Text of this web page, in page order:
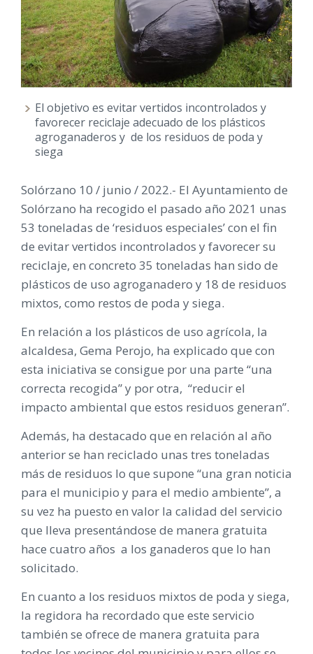
El objetivo es evitar vertidos incontrolados y
favorecer reciclaje adecuado de los plásticos
agroganaderos y de los residuos de poda y
siega
Solórzano 10 / junio / 2022.- El Ayuntamiento de
Solórzano ha recogido el pasado año 2021 unas
53 toneladas de ‘residuos especiales’ con el fin
de evitar vertidos incontrolados y favorecer su
reciclaje, en concreto 35 toneladas han sido de
plásticos de uso agroganadero y 18 de residuos
mixtos, como restos de poda y siega.
En relación a los plásticos de uso agrícola, la
alcaldesa, Gema Perojo, ha explicado que con
esta iniciativa se consigue por una parte “una
correcta recogida” y por otra, “reducir el
impacto ambiental que estos residuos generan”.
Además, ha destacado que en relación al año
anterior se han reciclado unas tres toneladas
más de residuos lo que supone “una gran noticia
para el municipio y para el medio ambiente”, a
su vez ha puesto en valor la calidad del servicio
que lleva presentándose de manera gratuita
hace cuatro años a los ganaderos que lo han
solicitado.
En cuanto a los residuos mixtos de poda y siega,
la regidora ha recordado que este servicio
también se ofrece de manera gratuita para